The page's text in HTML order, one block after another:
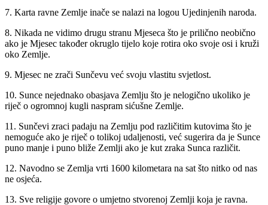
7. Karta ravne Zemlje inače se nalazi na logou Ujedinjenih naroda.
8. Nikada ne vidimo drugu stranu Mjeseca što je prilično neobično
ako je Mjesec također okruglo tijelo koje rotira oko svoje osi i kruži
oko Zemlje.
9. Mjesec ne zrači Sunčevu već svoju vlastitu svjetlost.
10. Sunce nejednako obasjava Zemlju što je nelogično ukoliko je
riječ o ogromnoj kugli naspram sićušne Zemlje.
11. Sunčevi zraci padaju na Zemlju pod različitim kutovima što je
nemoguće ako je riječ o tolikoj udaljenosti, već sugerira da je Sunce
puno manje i puno bliže Zemlji ako je kut zraka Sunca različit.
12. Navodno se Zemlja vrti 1600 kilometara na sat što nitko od nas
ne osjeća.
13. Sve religije govore o umjetno stvorenoj Zemlji koja je ravna.